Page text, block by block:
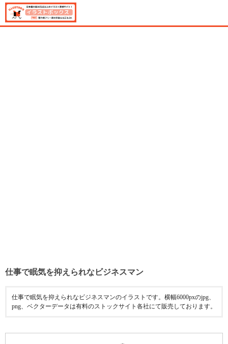
仕事で眠気を抑えられなビジネスマン
仕事で眠気を抑えられなビジネスマンのイラストです。横幅6000pxのjpg、
png、ベクターデータは有料のストックサイト各社にて販売しております。